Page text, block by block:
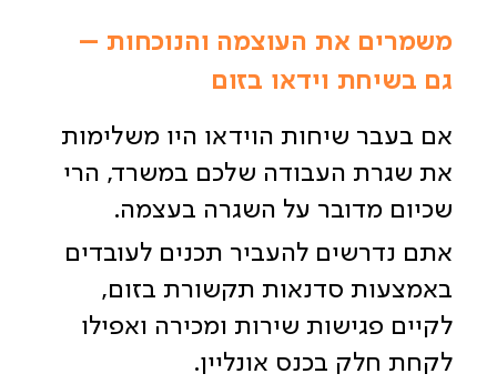
משמרים את העוצמה והנוכחות –
גם בשיחת וידאו בזום
אם בעבר שיחות הוידאו היו משלימות
את שגרת העבודה שלכם במשרד, הרי
שכיום מדובר על השגרה בעצמה.
אתם נדרשים להעביר תכנים לעובדים
באמצעות סדנאות תקשורת בזום,
לקיים פגישות שירות ומכירה ואפילו
לקחת חלק בכנס אונליין.